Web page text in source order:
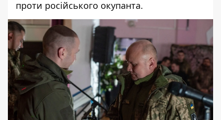
проти російського окупанта.